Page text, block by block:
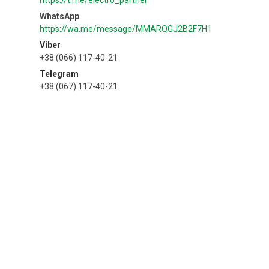
https://wa.me/message/MMARQGJ2B2F7H1
Viber
+38 (066) 117-40-21
Telegram
+38 (067) 117-40-21